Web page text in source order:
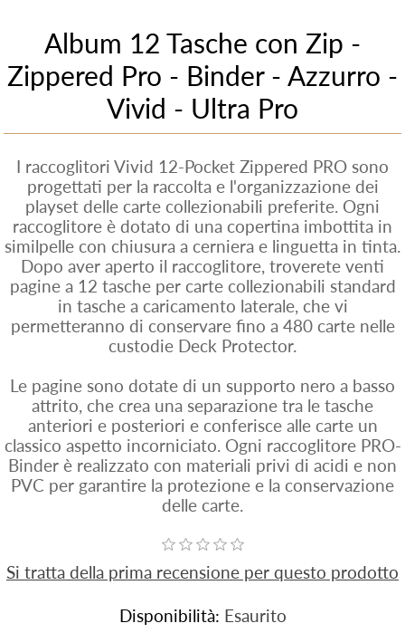
Album 12 Tasche con Zip -
Zippered Pro - Binder - Azzurro -
Vivid - Ultra Pro
I raccoglitori Vivid 12-Pocket Zippered PRO sono
progettati per la raccolta e l'organizzazione dei
playset delle carte collezionabili preferite. Ogni
raccoglitore è dotato di una copertina imbottita in
similpelle con chiusura a cerniera e linguetta in tinta.
Dopo aver aperto il raccoglitore, troverete venti
pagine a 12 tasche per carte collezionabili standard
in tasche a caricamento laterale, che vi
permetteranno di conservare fino a 480 carte nelle
custodie Deck Protector.
Le pagine sono dotate di un supporto nero a basso
attrito, che crea una separazione tra le tasche
anteriori e posteriori e conferisce alle carte un
classico aspetto incorniciato. Ogni raccoglitore PRO-
Binder è realizzato con materiali privi di acidi e non
PVC per garantire la protezione e la conservazione
delle carte.
Si tratta della prima recensione per questo prodotto
Disponibilità: Esaurito